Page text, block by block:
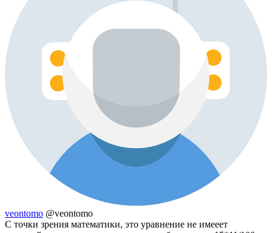
veontomo @veontomo
С точки зрения математики, это уравнение не имееет